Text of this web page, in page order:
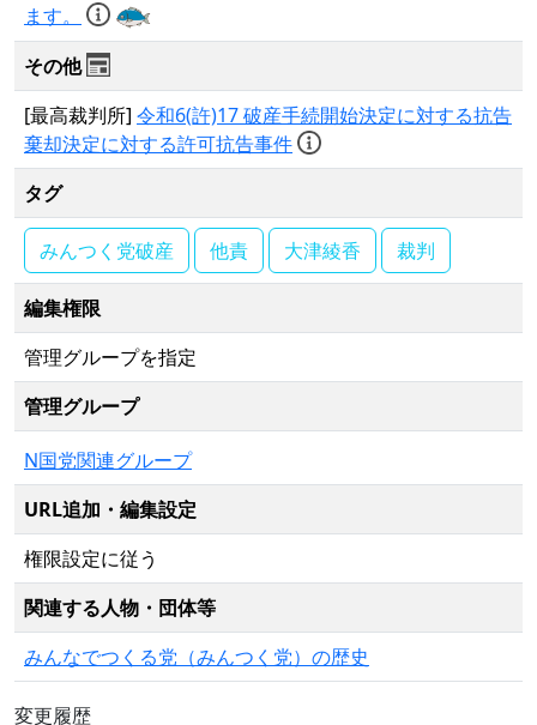
ます。
その他
[最高裁判所] 令和6(許)17 破産手続開始決定に対する抗告
棄却決定に対する許可抗告事件
タグ
みんつく党破産 他責 大津綾香 裁判
編集権限
管理グループを指定
管理グループ
N国党関連グループ
URL追加・編集設定
権限設定に従う
関連する人物・団体等
みんなでつくる党（みんつく党）の歴史
変更履歴